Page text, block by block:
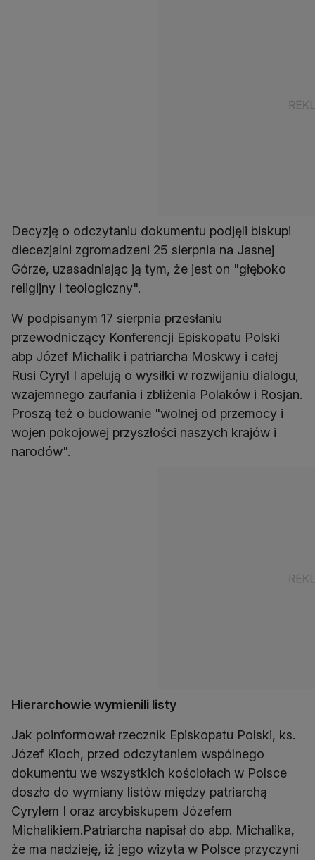
Decyzję o odczytaniu dokumentu podjęli biskupi
diecezjalni zgromadzeni 25 sierpnia na Jasnej
Górze, uzasadniając ją tym, że jest on "głęboko
religijny i teologiczny".
W podpisanym 17 sierpnia przesłaniu
przewodniczący Konferencji Episkopatu Polski
abp Józef Michalik i patriarcha Moskwy i całej
Rusi Cyryl I apelują o wysiłki w rozwijaniu dialogu,
wzajemnego zaufania i zbliżenia Polaków i Rosjan.
Proszą też o budowanie "wolnej od przemocy i
wojen pokojowej przyszłości naszych krajów i
narodów".
Hierarchowie wymienili listy
Jak poinformował rzecznik Episkopatu Polski, ks.
Józef Kloch, przed odczytaniem wspólnego
dokumentu we wszystkich kościołach w Polsce
doszło do wymiany listów między patriarchą
Cyrylem I oraz arcybiskupem Józefem
Michalikiem.Patriarcha napisał do abp. Michalika,
że ma nadzieję, iż jego wizyta w Polsce przyczyni